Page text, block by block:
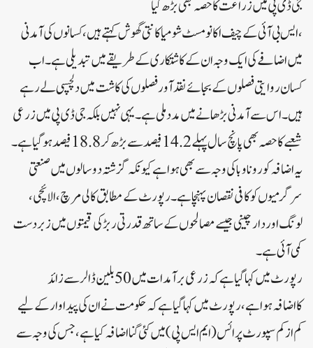
جی ڈی پی میں زراعت کا حصہ بھی بڑھ گیا
، ایس بی آئی کے چیف اکانومسٹ شومیا کانتی گھوش کہتے ہیں، کسانوں کی آمدنی
میں اضافے کی ایک وجہ ان کے کاشتکاری کے طریقے میں تبدیلی ہے۔اب
کسان روایتی فصلوں کے بجائے نقد آور فصلوں کی کاشت میں دلچسپی لے رہے
ہیں۔اس سے آمدنی بڑھانے میں مدد ملی ہے۔یہی نہیں بلکہ جی ڈی پی میں زرعی
شعبے کا حصہ بھی پانچ سال پہلے 14.2 فیصد سے بڑھ کر 18.8 فیصد ہو گیا ہے۔
یہ اضافہ کورونا وبا کی وجہ سے بھی ہوا ہے کیونکہ گزشتہ دو سالوں میں صنعتی
سرگرمیوں کو کافی نقصان پہنچا ہے۔رپورٹ کے مطابق کالی مرچ، الائچی،
لونگ اور دار چینی جیسے مصالحوں کے ساتھ قدرتی ربڑ کی قیمتوں میں زبردست
کمی آئی ہے۔
رپورٹ میں کہا گیا ہے کہ زرعی برآمدات میں 50 بلین ڈالر سے زائد
کا اضافہ ہوا ہے، رپورٹ میں کہا گیا ہے کہ حکومت نے ان کی پیداوار کے لیے
کم از کم سپورٹ پرائس (ایم ایس پی) میں کئی گنا اضافہ کیا ہے، جس کی وجہ سے